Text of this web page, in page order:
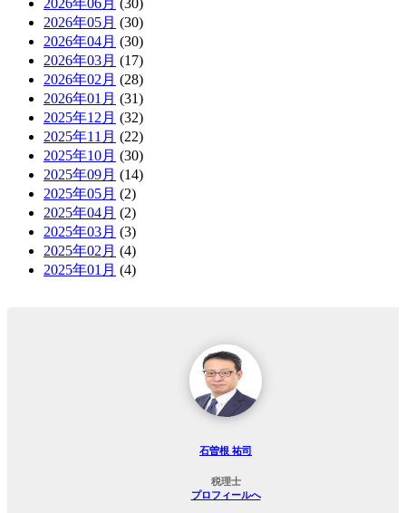
2026年05月 (30)
2026年04月 (30)
2026年03月 (17)
2026年02月 (28)
2026年01月 (31)
2025年12月 (32)
2025年11月 (22)
2025年10月 (30)
2025年09月 (14)
2025年05月 (2)
2025年04月 (2)
2025年03月 (3)
2025年02月 (4)
2025年01月 (4)
石曽根 祐司
税理士
プロフィールへ